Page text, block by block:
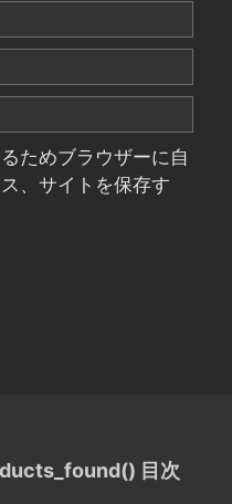
ためブラウザーに自
、サイトを保存す
目次